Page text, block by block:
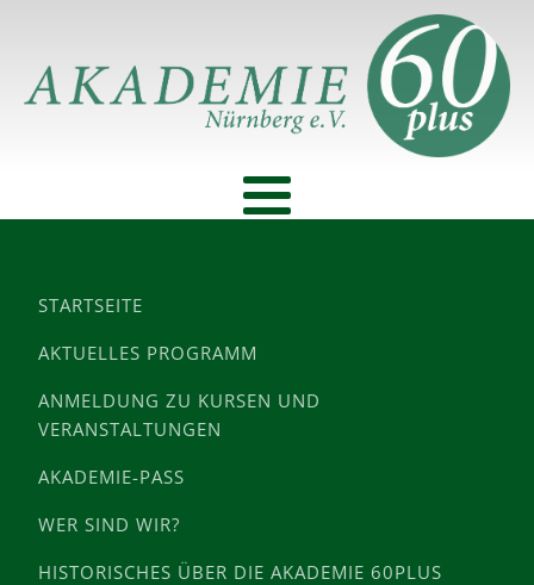
STARTSEITE
AKTUELLES PROGRAMM
ANMELDUNG ZU KURSEN UND
VERANSTALTUNGEN
AKADEMIE-PASS
WER SIND WIR?
HISTORISCHES ÜBER DIE AKADEMIE 60PLUS